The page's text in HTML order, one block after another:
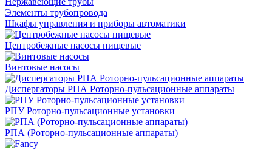
Элементы трубопровода
Шкафы управления и приборы автоматики
Центробежные насосы пищевые
Винтовые насосы
Диспергаторы РПА Роторно-пульсационные аппараты
РПУ Роторно-пульсационные установки
РПА (Роторно-пульсационные аппараты)